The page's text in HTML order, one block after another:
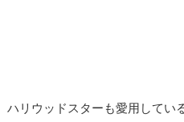
ハリウッドスターも愛用してい